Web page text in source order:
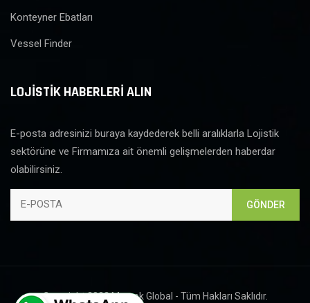
Konteyner Ebatları
Vessel Finder
LOJİSTİK HABERLERİ ALIN
E-posta adresinizi buraya kaydederek belli aralıklarla Lojistik
sektörüne ve Firmamıza ait önemli gelişmelerden haberdar
olabilirsiniz.
GÖNDER
Copyright 2022 Mercek Global - Tüm Hakları Saklıdır.